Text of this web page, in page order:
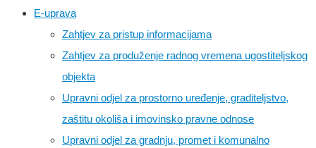
E-uprava
Zahtjev za pristup informacijama
Zahtjev za produženje radnog vremena ugostiteljskog
objekta
Upravni odjel za prostorno uređenje, graditeljstvo,
zaštitu okoliša i imovinsko pravne odnose
Upravni odjel za gradnju, promet i komunalno